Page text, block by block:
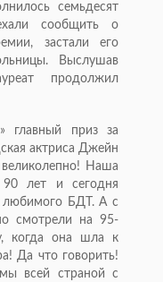
семьдесят
сообщить о
застали его
Выслушав
продолжил
главный приз за
актриса Джейн
Наша
лет и сегодня
любимого БДТ. А с
смотрели на 95-
когда она шла к
Да что говорить!
всей страной с